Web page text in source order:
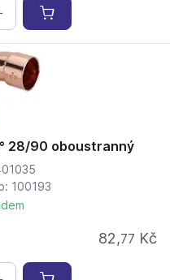
28/90 oboustranný
100193
82,77 Kč